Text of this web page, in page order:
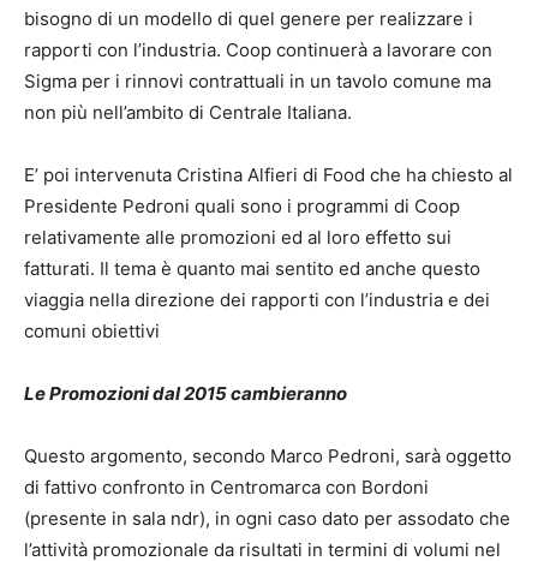
bisogno di un modello di quel genere per realizzare i
rapporti con l’industria. Coop continuerà a lavorare con
Sigma per i rinnovi contrattuali in un tavolo comune ma
non più nell’ambito di Centrale Italiana.
E’ poi intervenuta Cristina Alfieri di Food che ha chiesto al
Presidente Pedroni quali sono i programmi di Coop
relativamente alle promozioni ed al loro effetto sui
fatturati. Il tema è quanto mai sentito ed anche questo
viaggia nella direzione dei rapporti con l’industria e dei
comuni obiettivi
Le Promozioni dal 2015 cambieranno
Questo argomento, secondo Marco Pedroni, sarà oggetto
di fattivo confronto in Centromarca con Bordoni
(presente in sala ndr), in ogni caso dato per assodato che
l’attività promozionale da risultati in termini di volumi nel